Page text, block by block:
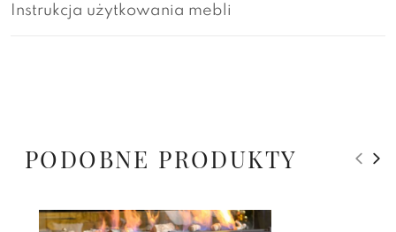
Instrukcja użytkowania mebli
PODOBNE PRODUKTY